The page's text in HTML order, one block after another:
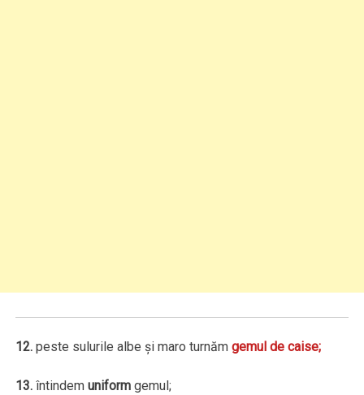
12. peste sulurile albe şi maro turnămgemul de caise;
13. întindemuniform gemul;